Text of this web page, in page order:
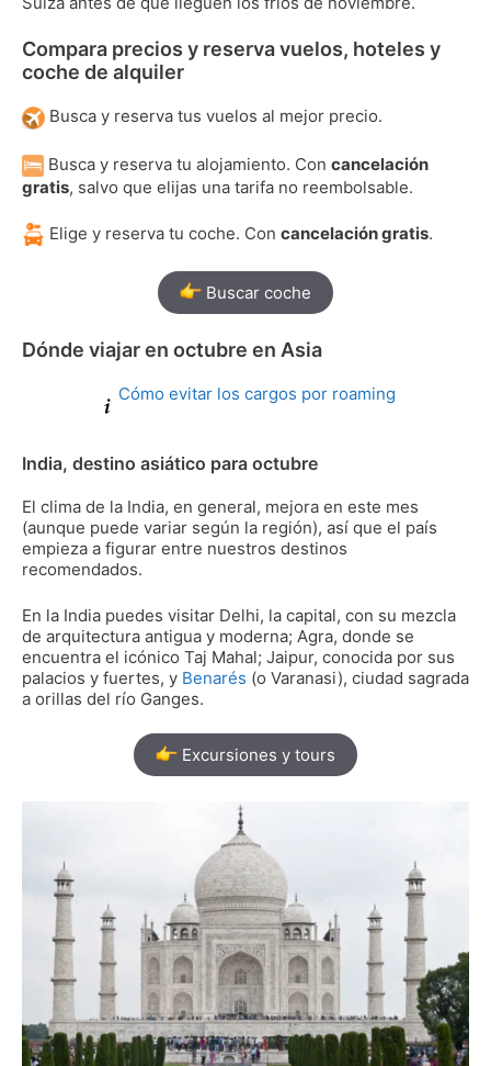
Compara precios y reserva vuelos, hoteles y
coche de alquiler
Busca y reserva tus vuelos al mejor precio.
Busca y reserva tu alojamiento. Con cancelación
gratis, salvo que elijas una tarifa no reembolsable.
Elige y reserva tu coche. Con cancelación gratis.
Buscar coche
Dónde viajar en octubre en Asia
Cómo evitar los cargos por roaming
India, destino asiático para octubre
El clima de la India, en general, mejora en este mes
(aunque puede variar según la región), así que el país
empieza a figurar entre nuestros destinos
recomendados.
En la India puedes visitar Delhi, la capital, con su mezcla
de arquitectura antigua y moderna; Agra, donde se
encuentra el icónico Taj Mahal; Jaipur, conocida por sus
palacios y fuertes, y Benarés (o Varanasi), ciudad sagrada
a orillas del río Ganges.
Excursiones y tours